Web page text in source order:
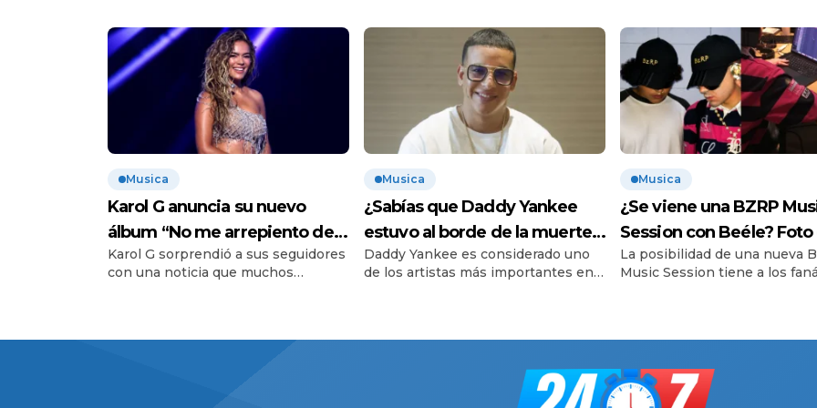
Musica
Karol G anuncia su nuevo
álbum “No me arrepiento de
sentir tanto”: conoce la fecha
de estreno
Karol G sorprendió a sus seguidores
con una noticia que muchos
anunció oficialmente el lanzamiento
Musica
¿Sabías que Daddy Yankee
estuvo al borde de la muerte?
El disparo que cambió su vida
para siempre
Daddy Yankee es considerado uno
de los artistas más importantes en
convertirse en el llamado «Big Boss»
construida con esfuerzo y
dedicación. Sin embargo, antes de
Musica
¿Se viene una BZRP
Session con Beéle? Foto
redes desata rumores
La posibilidad de una nueva
Music Session tiene a los
revolucionó las redes
en las que aparece junto al
reconocido productor